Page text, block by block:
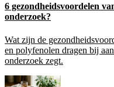
6 gezondheidsvoordelen
onderzoek?
Wat zijn de
en polyfenolen dragen bij
onderzoek zegt.